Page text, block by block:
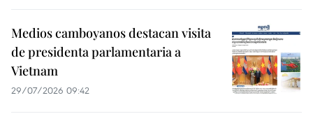
Medios camboyanos destacan visita
de presidenta parlamentaria a
Vietnam
29/07/2026 09:42